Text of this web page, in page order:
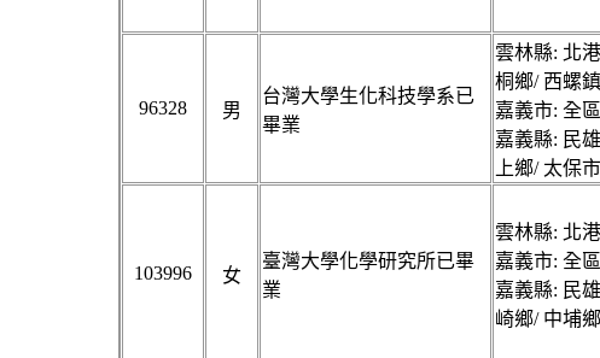
96328 男
台灣大學生化科技學系已
畢業
雲林縣: 北
桐鄉/ 西螺
嘉義市: 全
嘉義縣: 民
上鄉/ 太保
103996 女
臺灣大學化學研究所已畢
業
雲林縣: 北
嘉義市: 全
嘉義縣: 民
崎鄉/ 中埔